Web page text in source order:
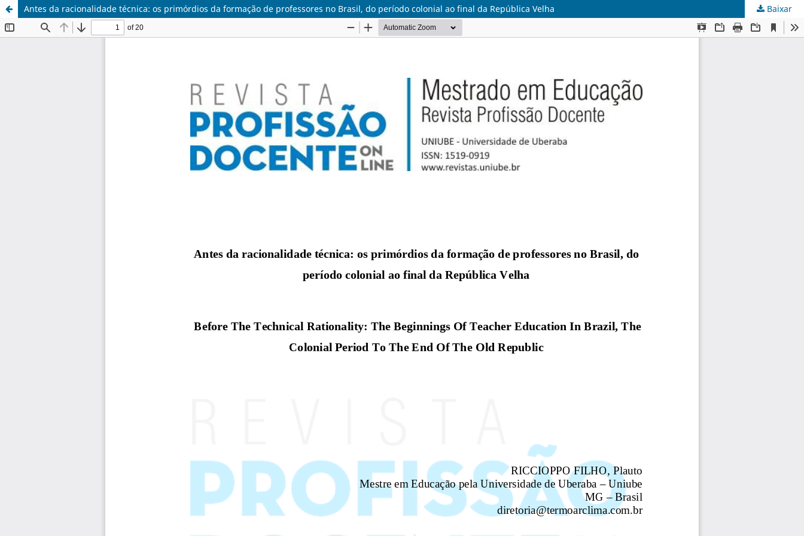
Antes da racionalidade técnica: os primórdios da formação de professores no Brasil, do período colonial ao final da República Velha Baixar